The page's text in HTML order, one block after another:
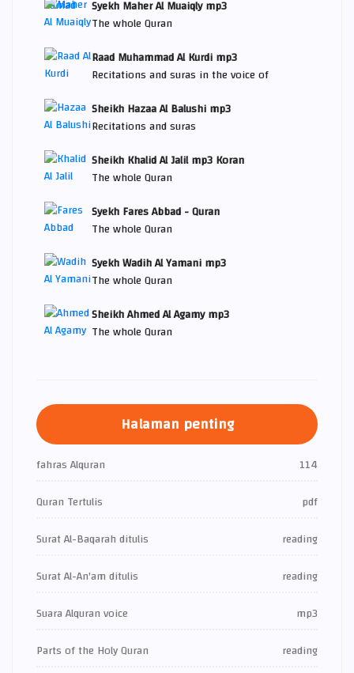
Syekh Maher Al Muaiqly mp3
The whole Quran
Raad Muhammad Al Kurdi mp3
Recitations and suras in the voice of
Sheikh Hazaa Al Balushi mp3
Recitations and suras
Sheikh Khalid Al Jalil mp3 Koran
The whole Quran
Syekh Fares Abbad - Quran
The whole Quran
Syekh Wadih Al Yamani mp3
The whole Quran
Sheikh Ahmed Al Agamy mp3
The whole Quran
Halaman penting
fahras Alquran
114
Quran Tertulis
pdf
Surat Al-Baqarah ditulis
reading
Surat Al-An'am ditulis
reading
Suara Alquran voice
mp3
Parts of the Holy Quran
reading